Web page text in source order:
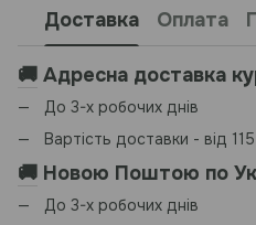
Доставка Оплата
🚚 Адресна доставка
До 3-х робочих днів
Вартість доставки - від
🚚 Новою Поштою по
До 3-х робочих днів